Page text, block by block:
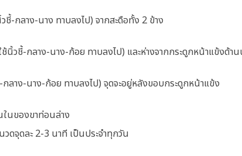
ชี้-กลาง-นาง ทาบลงไป) จากสะดือทั้ง 2 ข้าง
นิ้วชี้-กลาง-นาง-ก้อย ทาบลงไป) และห่างจากกระดูกหน้าแข้งด้า
ลาง-นาง-ก้อย ทาบลงไป) จุดจะอยู่หลังขอบกระดูกหน้าแข้ง
นของขาท่อนล่าง
ดจุดละ 2-3 นาที เป็นประจำทุกวัน